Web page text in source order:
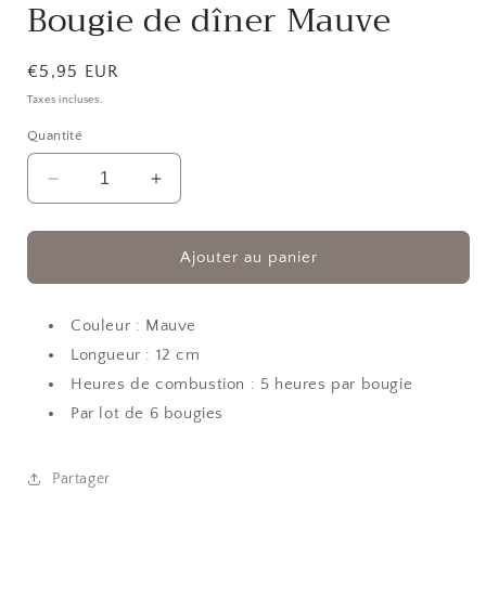
1
dans
fenêtre
modale
Bougie de dîner Mauve
Prix
habituel
€5,95 EUR
Taxes incluses.
Quantité
Réduire
la
quantité
Bougie
dîner
Mauve
Augmenter
la
quantité
Bougie
dîner
Mauve
Ajouter au panier
Couleur : Mauve
Longueur : 12 cm
Heures de combustion : 5 heures par bougie
Par lot de 6 bougies
Partager